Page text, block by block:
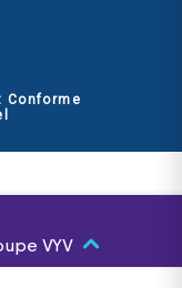
VYV